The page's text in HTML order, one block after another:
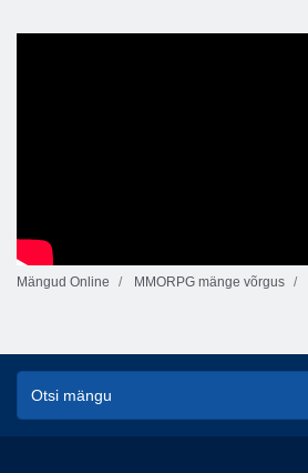
Mängud Online MMORPG mänge võrgus